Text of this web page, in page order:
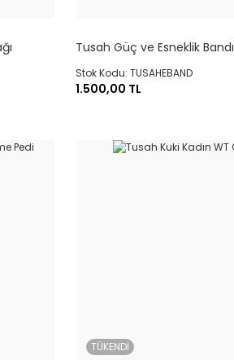
Tusah Güç ve Esneklik Bandı
Stok Kodu: TUSAHEBAND
1.500,00 TL
TÜKENDİ